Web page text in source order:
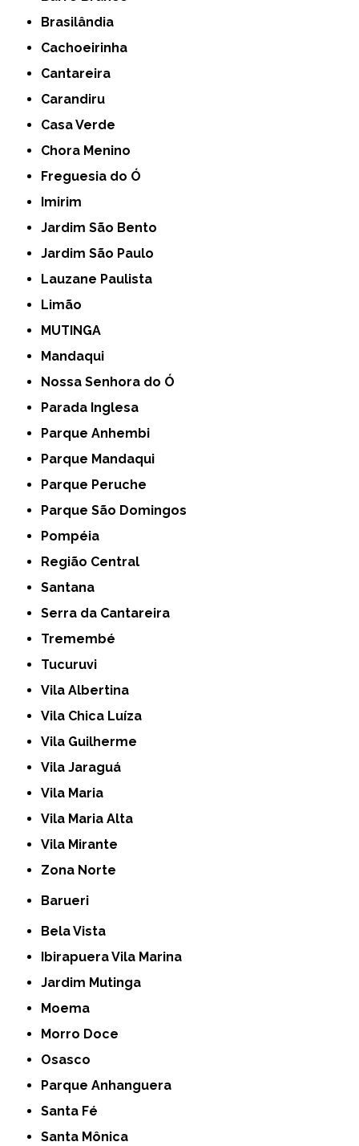
Brasilândia
Cachoeirinha
Cantareira
Carandiru
Casa Verde
Chora Menino
Freguesia do Ó
Imirim
Jardim São Bento
Jardim São Paulo
Lauzane Paulista
Limão
MUTINGA
Mandaqui
Nossa Senhora do Ó
Parada Inglesa
Parque Anhembi
Parque Mandaqui
Parque Peruche
Parque São Domingos
Pompéia
Região Central
Santana
Serra da Cantareira
Tremembé
Tucuruvi
Vila Albertina
Vila Chica Luíza
Vila Guilherme
Vila Jaraguá
Vila Maria
Vila Maria Alta
Vila Mirante
Zona Norte
Barueri
Bela Vista
Ibirapuera Vila Marina
Jardim Mutinga
Moema
Morro Doce
Osasco
Parque Anhanguera
Santa Fé
Santa Mônica